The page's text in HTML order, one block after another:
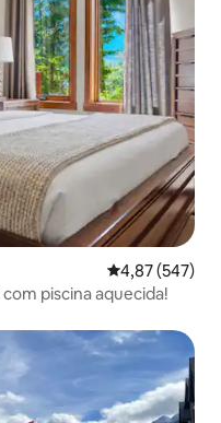
4,87 de uma
4,87 (547)
piscina aquecida!